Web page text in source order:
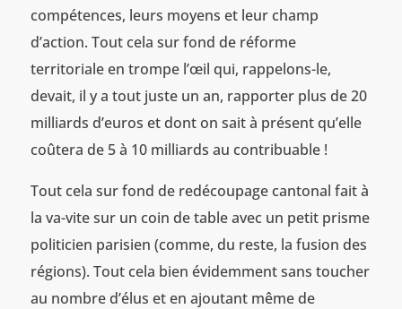
compétences, leurs moyens et leur champ
d’action. Tout cela sur fond de réforme
territoriale en trompe l’œil qui, rappelons-le,
devait, il y a tout juste un an, rapporter plus de 20
milliards d’euros et dont on sait à présent qu’elle
coûtera de 5 à 10 milliards au contribuable !
Tout cela sur fond de redécoupage cantonal fait à
la va-vite sur un coin de table avec un petit prisme
politicien parisien (comme, du reste, la fusion des
régions). Tout cela bien évidemment sans toucher
au nombre d’élus et en ajoutant même de